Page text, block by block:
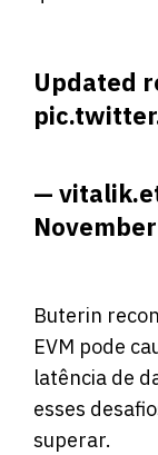
Updated
—
Buterin
EVM pode
latência de
esses
superar.